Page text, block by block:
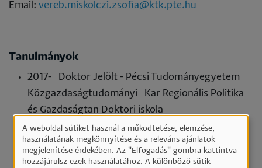
Email: vereb.miskolczi.zsofia@ktk.pte.hu
Tanulmányok
2017- Doktor Jelölt - Pécsi Tudományegyetem
Közgazdaságtudományi Kar Regionális Politika
és Gazdaságtan Doktori iskola
2007- Pécsi Tudományegyetem
Közgazdaságtudományi Kar Regionális Politika
és Gazdaságtan Doktori iskola.
Személyes
adatok
A weboldal sütiket használ a működtetése, elemzése,
használatának megkönnyítése és a releváns ajánlatok
megjelenítése érdekében. Az "Elfogadás" gombra kattintva
hozzájárulsz ezek használatához. A különböző sütik